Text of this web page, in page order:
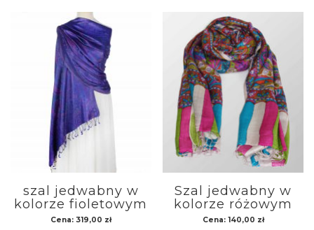
szal jedwabny w
kolorze fioletowym
Cena: 319,00 zł
Szal jedwabny w
kolorze różowym
Cena: 140,00 zł